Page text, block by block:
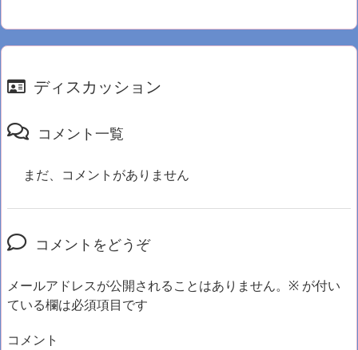
ディスカッション
コメント一覧
まだ、コメントがありません
コメントをどうぞ
メールアドレスが公開されることはありません。 ※ が付い
ている欄は必須項目です
コメント